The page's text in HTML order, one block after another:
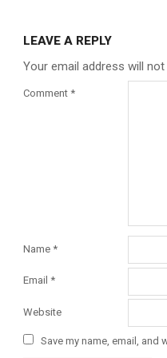
LEAVE A REPLY
Your email address will not
Comment *
Name *
Email *
Website
Save my name, email, and